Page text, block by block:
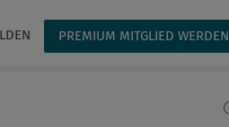
PREMIUM MITGLIED WERDEN